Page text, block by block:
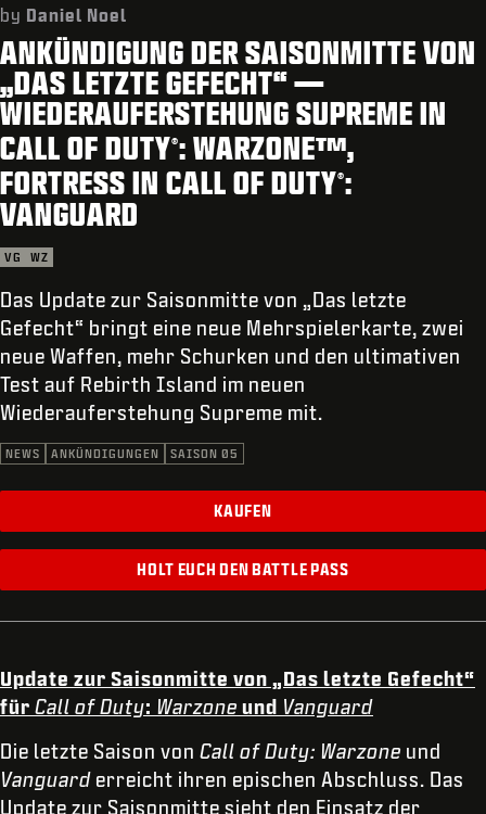
KUNDENDIENST
REDEEM BETA CODE
XBOX GAME PASS
ANMELDEN|JETZT REGISTRIEREN
by Daniel Noel
ANKÜNDIGUNG DER SAISONMITTE VON
„DAS LETZTE GEFECHT“ —
WIEDERAUFERSTEHUNG SUPREME IN
CALL OF DUTY®: WARZONE™,
FORTRESS IN CALL OF DUTY®:
VANGUARD
VG WZ
Das Update zur Saisonmitte von „Das letzte
Gefecht“ bringt eine neue Mehrspielerkarte, zwei
neue Waffen, mehr Schurken und den ultimativen
Test auf Rebirth Island im neuen
Wiederauferstehung Supreme mit.
NEWS ANKÜNDIGUNGEN SAISON 05
KAUFEN
HOLT EUCH DEN BATTLE PASS
Update zur Saisonmitte von „Das letzte Gefecht“
für Call of Duty: Warzone und Vanguard
Die letzte Saison von Call of Duty: Warzone und
Vanguard erreicht ihren epischen Abschluss. Das
Update zur Saisonmitte sieht den Einsatz der